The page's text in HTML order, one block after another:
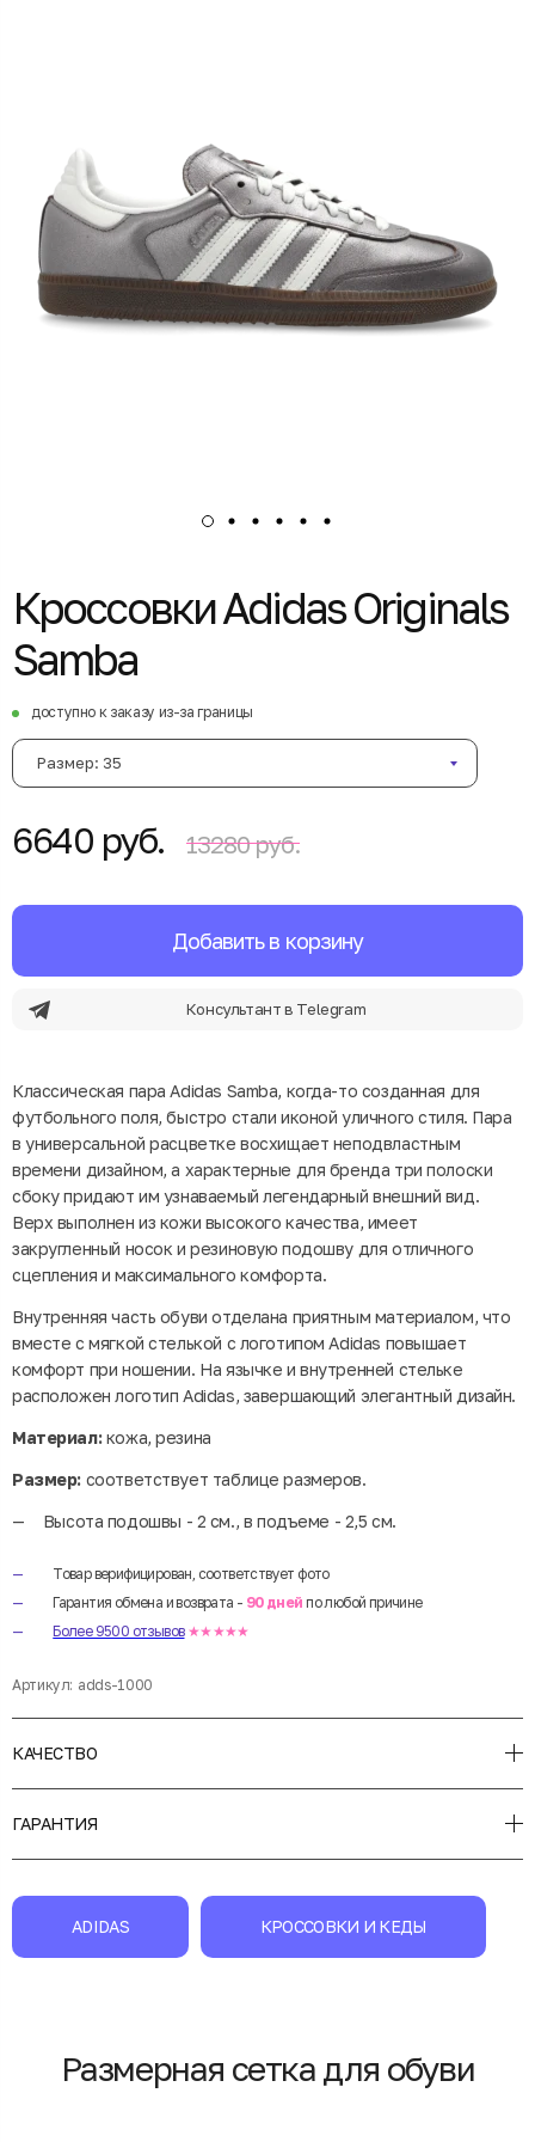
Кроссовки Adidas Originals
Samba
доступно к заказу из-за границы
Размер: 35
6640 руб. 13280 руб.
Добавить в корзину
Консультант в Telegram
Классическая пара Adidas Samba, когда-то созданная для
футбольного поля, быстро стали иконой уличного стиля. Пара
в универсальной расцветке восхищает неподвластным
времени дизайном, а характерные для бренда три полоски
сбоку придают им узнаваемый легендарный внешний вид.
Верх выполнен из кожи высокого качества, имеет
закругленный носок и резиновую подошву для отличного
сцепления и максимального комфорта.
Внутренняя часть обуви отделана приятным материалом, что
вместе с мягкой стелькой с логотипом Adidas повышает
комфорт при ношении. На язычке и внутренней стельке
расположен логотип Adidas, завершающий элегантный дизайн.
Материал:кожа, резина
Размер: соответствует таблице размеров.
Высота подошвы - 2 см., в подъеме - 2,5 см.
Товар верифицирован, соответствует фото
Гарантия обмена и возврата - 90 дней по любой причине
Более 9500 отзывов ★★★★★
Артикул: adds-1000
КАЧЕСТВО
ГАРАНТИЯ
ADIDAS КРОССОВКИ И КЕДЫ
Размерная сетка для обуви